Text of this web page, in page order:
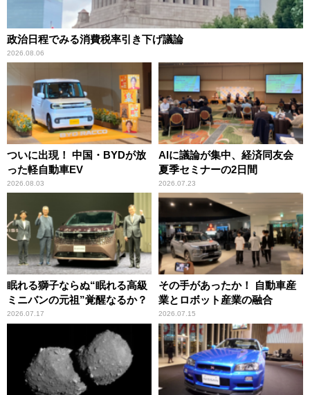
政治日程でみる消費税率引き下げ議論
2026.08.06
ついに出現！ 中国・BYDが放
った軽自動車EV
2026.08.03
AIに議論が集中、経済同友会
夏季セミナーの2日間
2026.07.23
眠れる獅子ならぬ“眠れる高級
ミニバンの元祖”覚醒なるか？
2026.07.17
その手があったか！ 自動車産
業とロボット産業の融合
2026.07.15